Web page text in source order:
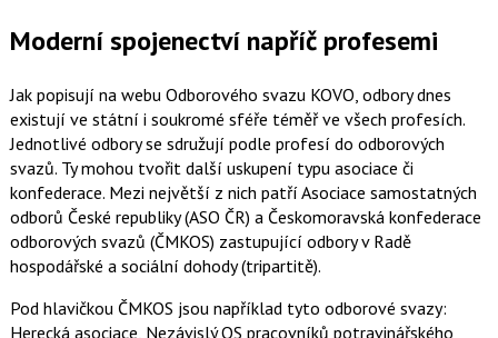
Moderní spojenectví napříč profesemi
Jak popisují na webu Odborového svazu KOVO, odbory dnes
existují ve státní i soukromé sféře téměř ve všech profesích.
Jednotlivé odbory se sdružují podle profesí do odborových
svazů. Ty mohou tvořit další uskupení typu asociace či
konfederace. Mezi největší z nich patří Asociace samostatných
odborů České republiky (ASO ČR) a Českomoravská konfederace
odborových svazů (ČMKOS) zastupující odbory v Radě
hospodářské a sociální dohody (tripartitě).
Pod hlavičkou ČMKOS jsou například tyto odborové svazy:
Herecká asociace, Nezávislý OS pracovníků potravinářského